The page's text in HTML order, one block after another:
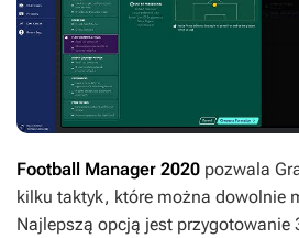
Football Manager 2020 pozwala
kilku taktyk, które można dowolnie
Najlepszą opcją jest przygotowanie